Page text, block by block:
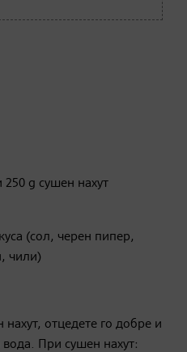
250 g сушен нахут
(сол, черен пипер,
чили)
отцедете го добре и
вода. При сушен нахут: